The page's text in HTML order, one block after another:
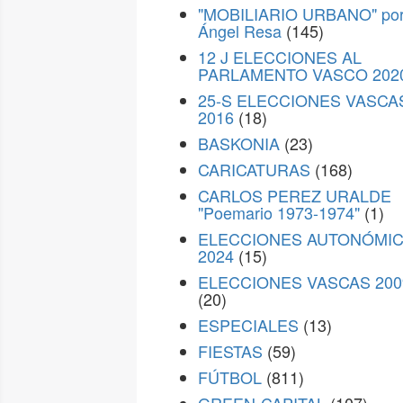
"MOBILIARIO URBANO"
Ángel Resa (145)
12 J ELECCIONES AL
PARLAMENTO VASCO
25-S ELECCIONES
2016 (18)
BASKONIA (23)
CARICATURAS (168)
CARLOS PEREZ URALDE
"Poemario 1973-1974" (1)
ELECCIONES
2024 (15)
ELECCIONES VASCAS
(20)
ESPECIALES (13)
FIESTAS (59)
FÚTBOL (811)